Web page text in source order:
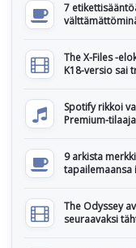
7
The X-Files -
K18-versio sai
Spotify rikkoi
Premium-
9 arkista
tapailemaansa
The Odyssey
seuraavaksi